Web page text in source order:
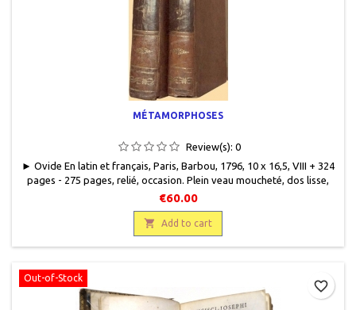
MÉTAMORPHOSES
Review(s): 0
► Ovide En latin et français, Paris, Barbou, 1796, 10 x 16,5, VIII + 324
pages - 275 pages, relié, occasion. Plein veau moucheté, dos lisse,
pièce de titre et de tomaison en cuir noir, filets décoratifs et motifs,
manque en bas du premier plat du tome I, quelques éraflures,
bords...
€60.00
 Add to cart
Out-of-Stock
favorite_border